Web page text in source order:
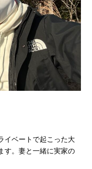
イベートで起こった大
す。妻と一緒に実家の